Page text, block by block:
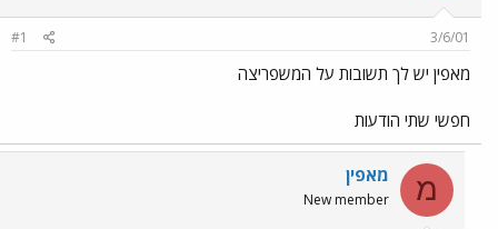
ש
א
ר
3/6/01
#1
מאפין יש לך תשובות על המשפריצה
חפשי שתי הודעות
מ מאפין
New member